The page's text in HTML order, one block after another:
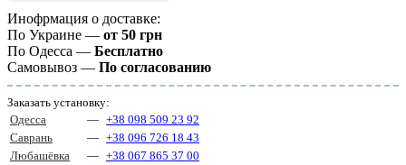
Инофрмация о доставке:
По Украине — от 50 грн
По Одесса — Бесплатно
Самовывоз — По согласованию
Заказать установку:
Одесса
— +38 098 509 23 92
Саврань
— +38 096 726 18 43
Любашёвка
— +38 067 865 37 00